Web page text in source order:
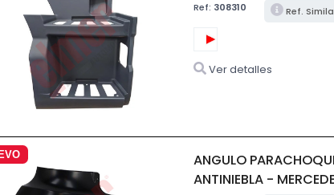
Ref: 308310 Ref.
Ver detalles
ANGULO
ANTINIEBLA -